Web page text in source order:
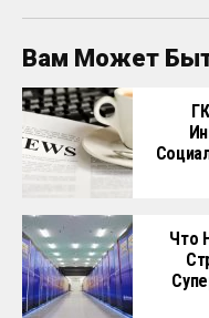
Вам Может
Что